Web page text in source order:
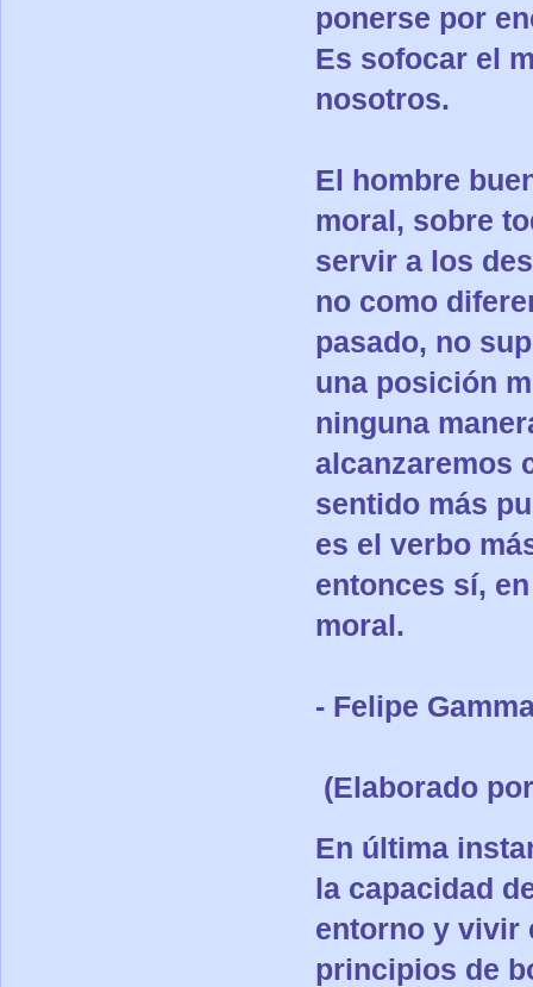
ponerse por
Es sofocar el
nosotros.
El hombre
moral, sobre
servir a los
no como
pasado, no
una posición
ninguna
alcanzaremos
sentido más
es el verbo
entonces sí,
moral.
- Felipe
(Elaborado
En última
la capacidad
entorno y vivir
principios de